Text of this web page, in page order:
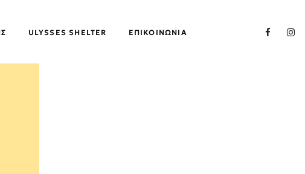
ULYSSES SHELTER ΕΠΙΚΟΙΝΩΝΊΑ